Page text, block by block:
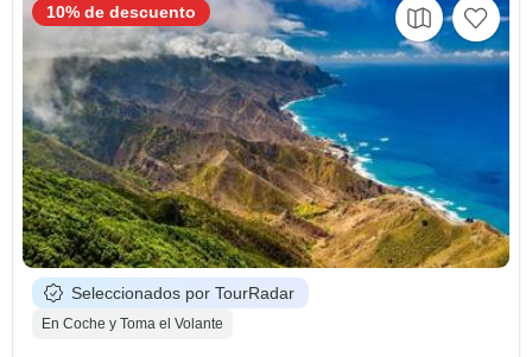
Seleccionados por TourRadar
En Coche y Toma el Volante
10% de descuento